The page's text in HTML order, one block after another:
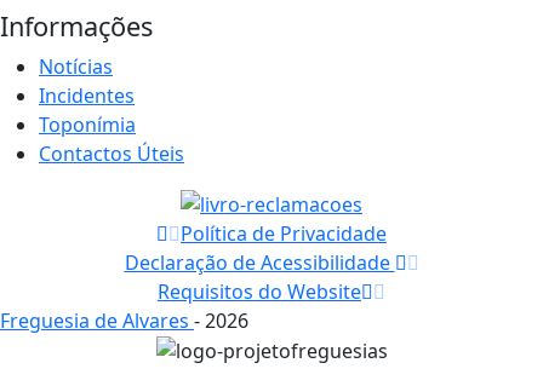
Informações
Notícias
Incidentes
Toponímia
Contactos Úteis
Política de Privacidade
Declaração de Acessibilidade
Requisitos do Website
Freguesia de Alvares - 2026